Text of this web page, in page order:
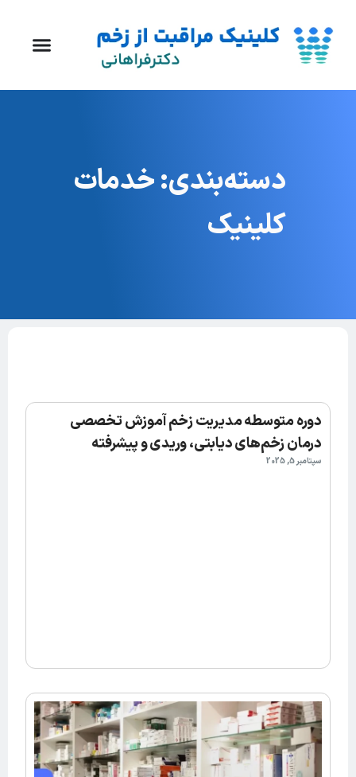
دسته‌بندی: خدمات
کلینیک
دوره متوسطه مدیریت زخم آموزش تخصصی
درمان زخم‌های دیابتی، وریدی و پیشرفته
سپتامبر 5, 2025